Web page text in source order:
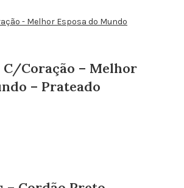
C/Coração – Melhor
– Prateado